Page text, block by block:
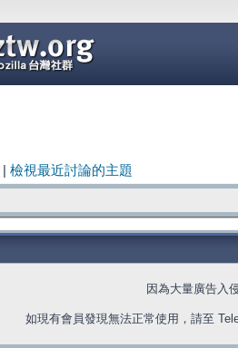
檢視最近討論的主題
因為大量廣告入
如現有會員發現無法正常使用，請至